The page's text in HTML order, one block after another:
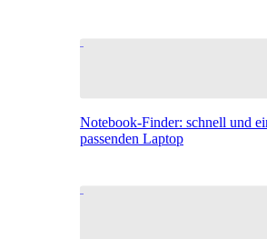
Notebook-Finder: schnell und
passenden Laptop